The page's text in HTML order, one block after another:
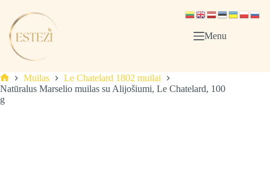
content
Menu
Pagrindinis
Muilas
Le Chatelard 1802 muilai
Natūralus Marselio muilas su Alijošiumi, Le Chatelard, 100
g